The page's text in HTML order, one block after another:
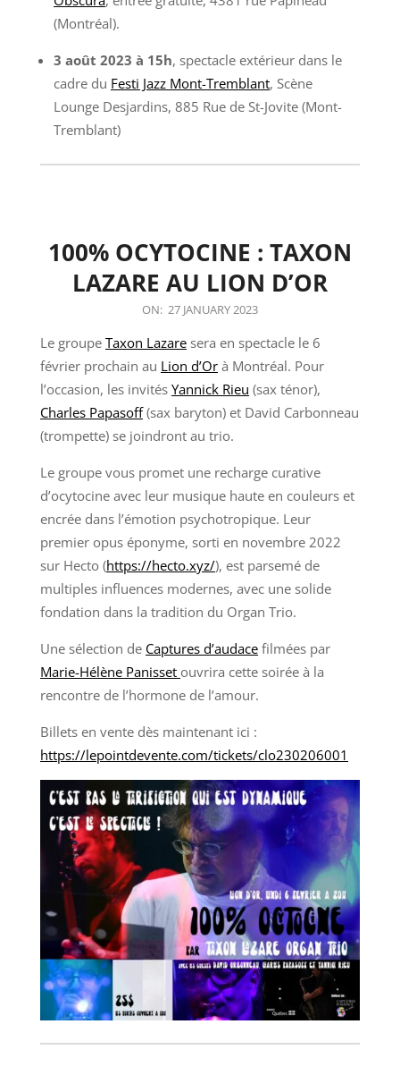
(Montréal).
3 août 2023 à 15h, spectacle extérieur dans le
cadre du Festi Jazz Mont-Tremblant, Scène
Lounge Desjardins, 885 Rue de St-Jovite (Mont-
Tremblant)
100% OCYTOCINE : TAXON
LAZARE AU LION D’OR
ON: 27 JANUARY 2023
Le groupe Taxon Lazare sera en spectacle le 6
février prochain au Lion d’Or à Montréal. Pour
l’occasion, les invités Yannick Rieu (sax ténor),
Charles Papasoff(sax baryton) et David Carbonneau
(trompette) se joindront au trio.
Le groupe vous promet une recharge curative
d’ocytocine avec leur musique haute en couleurs et
encrée dans l’émotion psychotropique. Leur
premier opus éponyme, sorti en novembre 2022
sur Hecto (https://hecto.xyz/), est parsemé de
multiples influences modernes, avec une solide
fondation dans la tradition du Organ Trio.
Une sélection de Captures d’audace filmées par
Marie-Hélène Panisset ouvrira cette soirée à la
rencontre de l’hormone de l’amour.
Billets en vente dès maintenant ici :
https://lepointdevente.com/tickets/clo230206001